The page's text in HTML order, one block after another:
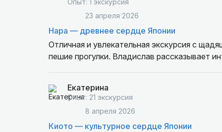
Опыт: 1 экскурсия
23 апреля 2026
Нара — древнее сердце Японии
Отличная и увлекательная экскурсия с
пешие прогулки. Владислав рассказывает
Екатерина
Опыт: 21 экскурсия
8 апреля 2026
Киото — культурное сердце Японии